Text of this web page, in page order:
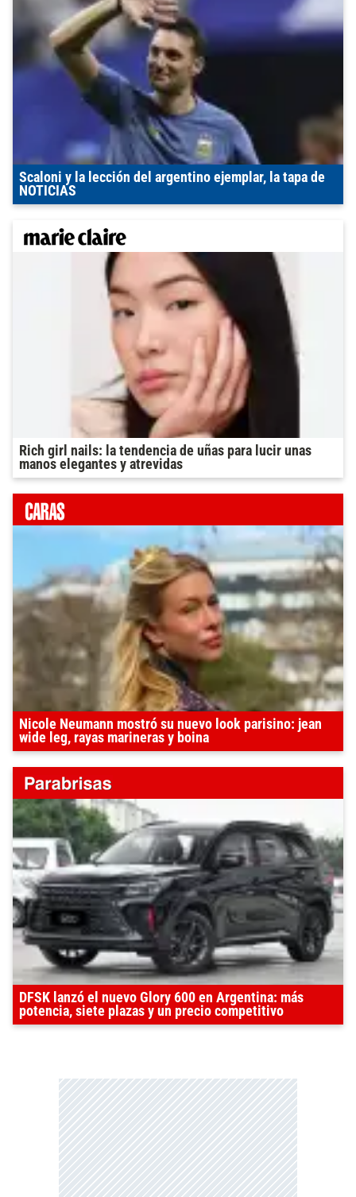
Scaloni y la lección del argentino ejemplar, la tapa de
NOTICIAS
Rich girl nails: la tendencia de uñas para lucir unas
manos elegantes y atrevidas
Nicole Neumann mostró su nuevo look parisino: jean
wide leg, rayas marineras y boina
DFSK lanzó el nuevo Glory 600 en Argentina: más
potencia, siete plazas y un precio competitivo